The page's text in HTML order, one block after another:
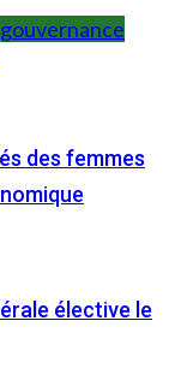
gouvernance
des femmes
élective le